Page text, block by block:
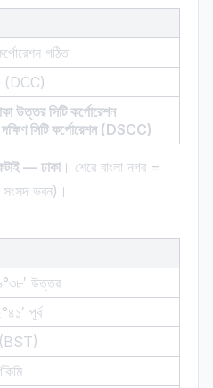
গঠিত
(DCC)
উত্তর সিটি কর্পোরেশন
দক্ষিণ সিটি কর্পোরেশন (DSCC)
— ঢাকা। শেরে বাংলা নগর =
সংসদ ভবন)।
উত্তর
পূর্ব
(BST)